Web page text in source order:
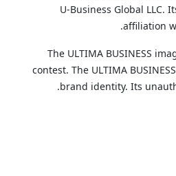
U‑Business Global LLC.
affiliation
The ULTIMA BUSINESS
contest. The ULTIMA
brand identity. Its